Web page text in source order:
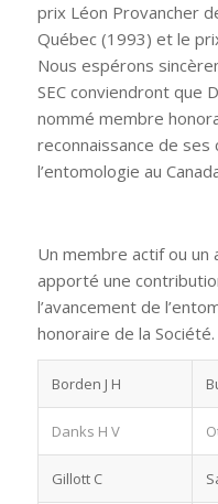
prix Léon Provancher
Québec (1993) et le
Nous espérons
SEC conviendront que
nommé membre
reconnaissance de
l’entomologie au
Un membre actif ou un
apporté une
l’avancement de
honoraire de la Société.
Borden J H
Danks H V
Gillott C